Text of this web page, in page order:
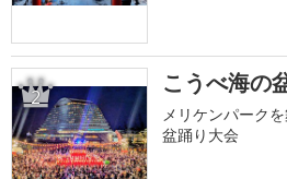
2 こうべ海の
メリケンパーク
盆踊り大会